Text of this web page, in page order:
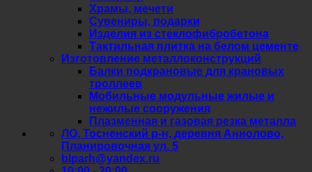
Храмы, мечети
Сувениры, подарки
Изделия из стеклофибробетона
Тактильная плитка на белом цементе
Изготовление металлоконструкций
Балки подкрановые для крановых
троллеев
Мобильные модульные жилые и
нежилые сооружения
Плазменная и газовая резка металла
ЛО, Тосненский р-н, деревня Аннолово,
Планировочная ул. 5
blparh@yandex.ru